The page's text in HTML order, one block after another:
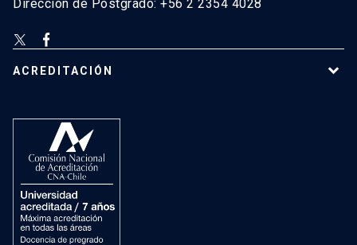
Dirección de Postgrado: +56 2 2354 4028
ACREDITACIÓN